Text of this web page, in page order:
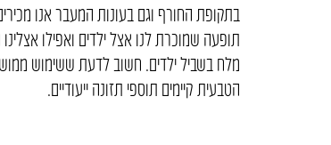
בתקופת החורף וגם בעונות המעבר אנו
תופעה שמוכרת לנו אצל ילדים ואפילו
מלח בשביל ילדים. חשוב לדעת ששימוש
הטבעית קיימים תוספי תזונה ייעודיים.